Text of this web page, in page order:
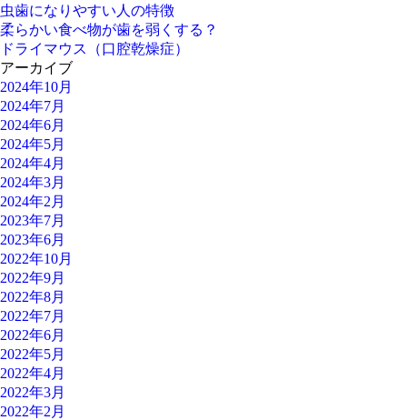
虫歯になりやすい人の特徴
柔らかい食べ物が歯を弱くする？
ドライマウス（口腔乾燥症）
アーカイブ
2024年10月
2024年7月
2024年6月
2024年5月
2024年4月
2024年3月
2024年2月
2023年7月
2023年6月
2022年10月
2022年9月
2022年8月
2022年7月
2022年6月
2022年5月
2022年4月
2022年3月
2022年2月